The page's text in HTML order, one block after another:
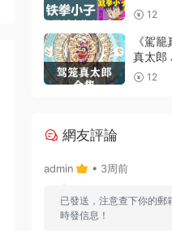
【1-4
電子漫
12
《駕
真太郎
系完
12
網友評論
admin • 3周前
已發送，注意查下你的郵
時發信息！